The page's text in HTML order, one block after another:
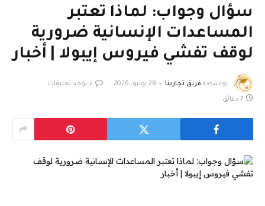
سؤال وجواب: لماذا تعتبر
المساعدات الإنسانية ضرورية
لوقف تفشي فيروس إيبولا | أخبار
بواسطة فريق تجاربنا 28 يونيو، 2026 لا توجد تعليقات
7 دقائق